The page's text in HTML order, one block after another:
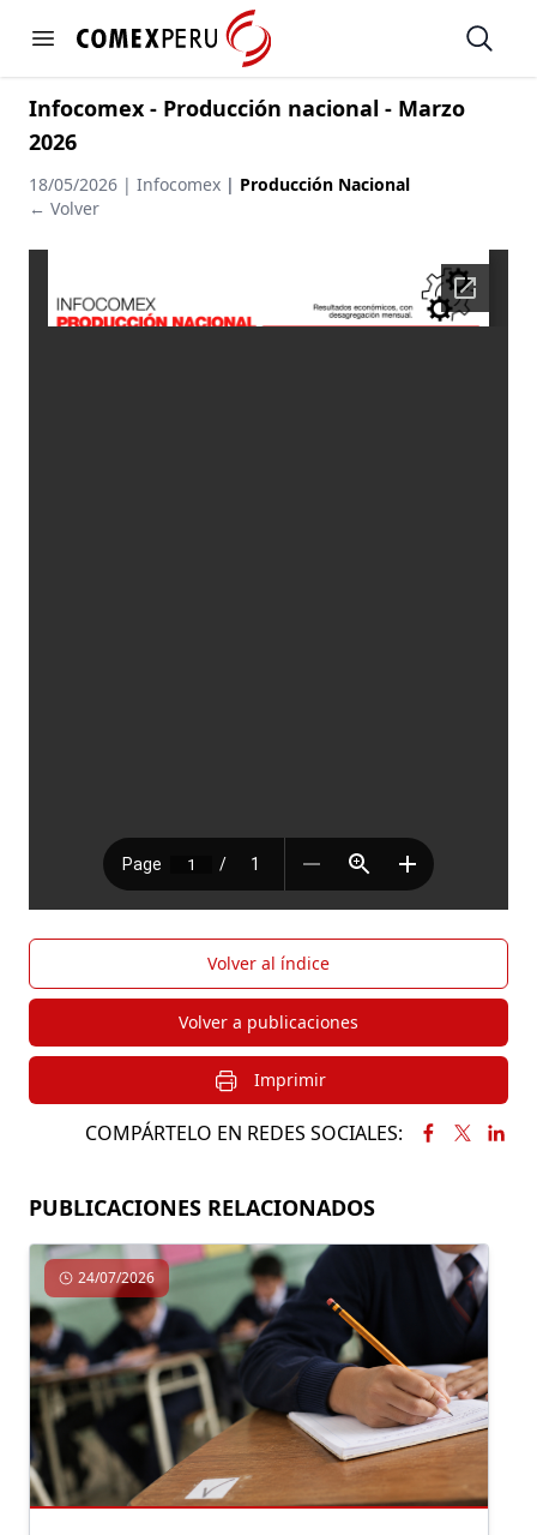
Open menu
https://www.comexperu.org.pe Open
Infocomex - Producción nacional - Marzo
2026
18/05/2026 | Infocomex | Producción Nacional
← Volver
Volver al índice
Volver a publicaciones
Imprimir
COMPÁRTELO EN REDES SOCIALES:
PUBLICACIONES RELACIONADOS
24/07/2026